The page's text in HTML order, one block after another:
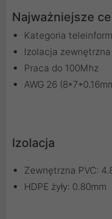
Najważniejsze
Kategoria
Izolacja zewnętrzna
Praca do 100Mhz
AWG 26
Izolacja
Zewnętrzna PVC:
HDPE żyły: 0.80mm